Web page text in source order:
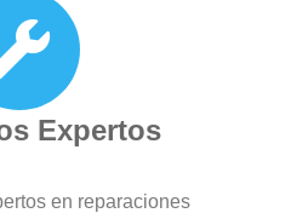
Expertos
en reparaciones